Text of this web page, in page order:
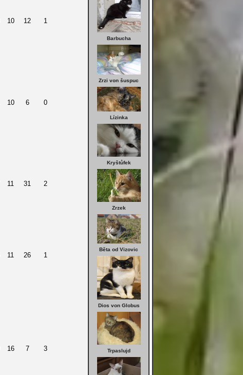
Barbucha
Zrzi von šuspuc
Lízinka
Kryštůfek
Zrzek
Běta od Vizovic
Dios von Globus
Trpaslujd
10 12 1
10 6 0
11 31 2
11 26 1
16 7 3